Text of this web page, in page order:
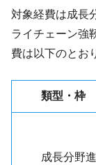
対象経費は成長
ライチェーン強
費は以下のとお
類型・枠
成長分野